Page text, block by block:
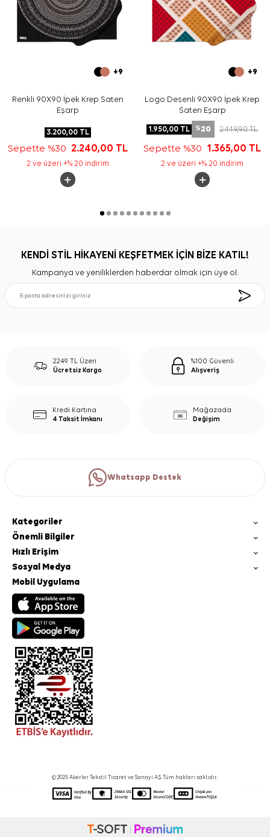
+9
Renkli 90X90 İpek Krep Saten
Eşarp
3.200,00TL
Sepette %30 2.240,00 TL
2 ve üzeri +% 20 indirim
+9
Logo Desenli 90X90 İpek Krep
Saten Eşarp
1.950,00 TL %20 2.449,90TL
Sepette %30 1.365,00 TL
2 ve üzeri +% 20 indirim
KENDİ STİL HİKAYENİ KEŞFETMEK İÇİN BİZE KATIL!
Kampanya ve yeniliklerden haberdar olmak için üye ol.
2249 TL Üzeri
Ücretsiz Kargo
%100 Güvenli
Alışveriş
Kredi Kartına
4 Taksit İmkanı
Mağazada
Değişim
Whatsapp Destek
Kategoriler
Önemli Bilgiler
Hızlı Erişim
Sosyal Medya
Mobil Uygulama
© 2025 Akerler Tekstil Ticaret ve Sanayi A.Ş. Tüm hakları saklıdır.